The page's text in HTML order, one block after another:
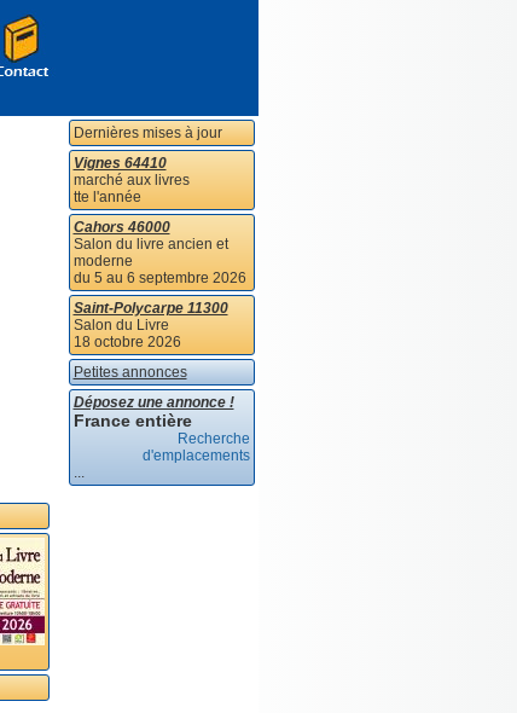
Dernières mises à jour
Vignes 64410
marché aux livres
tte l'année
Cahors 46000
Salon du livre ancien et
moderne
du 5 au 6 septembre 2026
Saint-Polycarpe 11300
Salon du Livre
18 octobre 2026
Petites annonces
Déposez une annonce !
France entière
Recherche
d'emplacements
...